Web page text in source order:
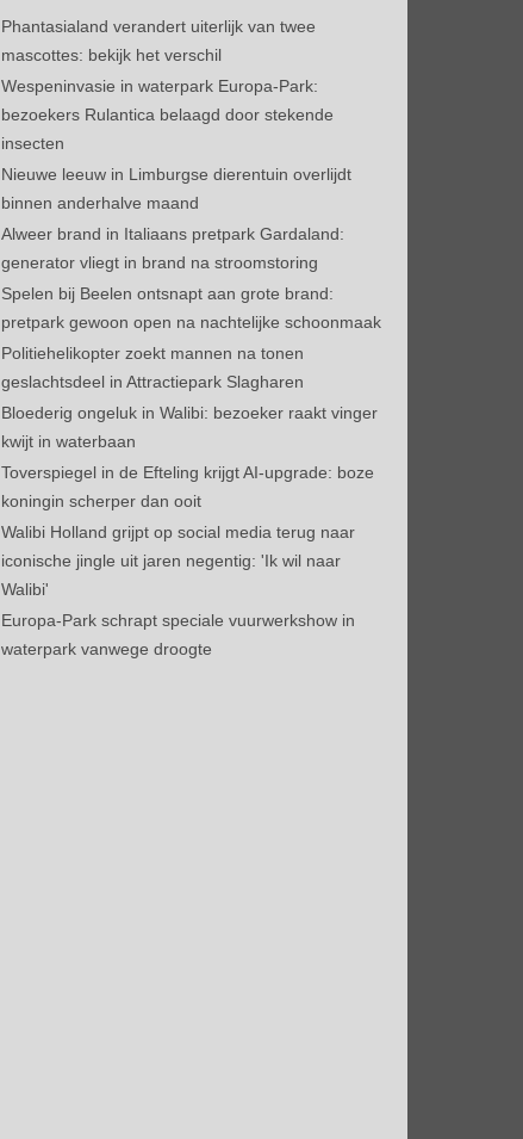
Phantasialand verandert uiterlijk van twee
mascottes: bekijk het verschil
Wespeninvasie in waterpark Europa-Park:
bezoekers Rulantica belaagd door stekende
insecten
Nieuwe leeuw in Limburgse dierentuin overlijdt
binnen anderhalve maand
Alweer brand in Italiaans pretpark Gardaland:
generator vliegt in brand na stroomstoring
Spelen bij Beelen ontsnapt aan grote brand:
pretpark gewoon open na nachtelijke schoonmaak
Politiehelikopter zoekt mannen na tonen
geslachtsdeel in Attractiepark Slagharen
Bloederig ongeluk in Walibi: bezoeker raakt vinger
kwijt in waterbaan
Toverspiegel in de Efteling krijgt AI-upgrade: boze
koningin scherper dan ooit
Walibi Holland grijpt op social media terug naar
iconische jingle uit jaren negentig: 'Ik wil naar
Walibi'
Europa-Park schrapt speciale vuurwerkshow in
waterpark vanwege droogte